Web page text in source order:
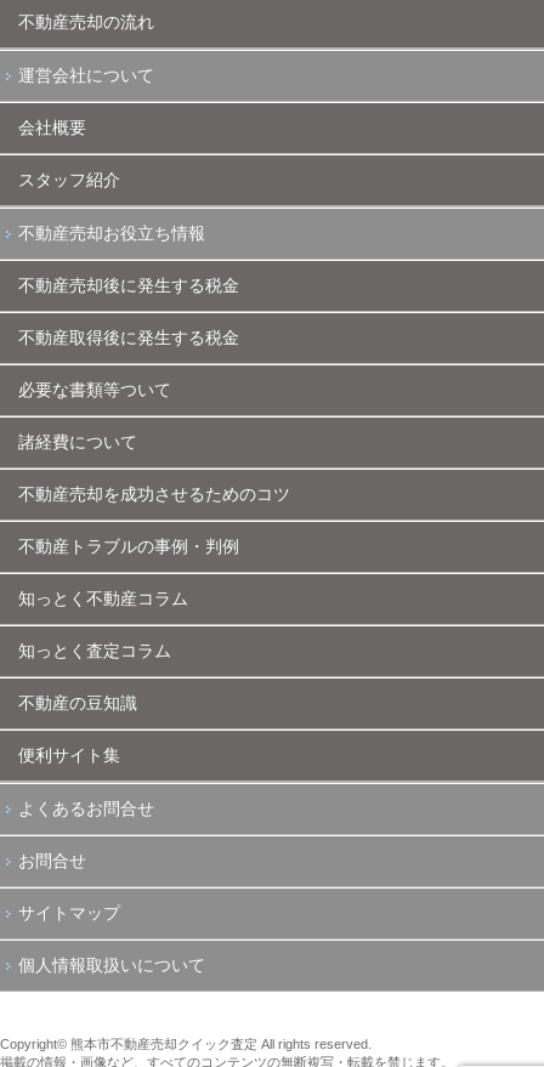
不動産売却の流れ
運営会社について
会社概要
スタッフ紹介
不動産売却お役立ち情報
不動産売却後に発生する税金
不動産取得後に発生する税金
必要な書類等ついて
諸経費について
不動産売却を成功させるためのコツ
不動産トラブルの事例・判例
知っとく不動産コラム
知っとく査定コラム
不動産の豆知識
便利サイト集
よくあるお問合せ
お問合せ
サイトマップ
個人情報取扱いについて
Copyright© 熊本市不動産売却クイック査定 All rights reserved.
掲載の情報・画像など、すべてのコンテンツの無断複写・転載を禁じます。